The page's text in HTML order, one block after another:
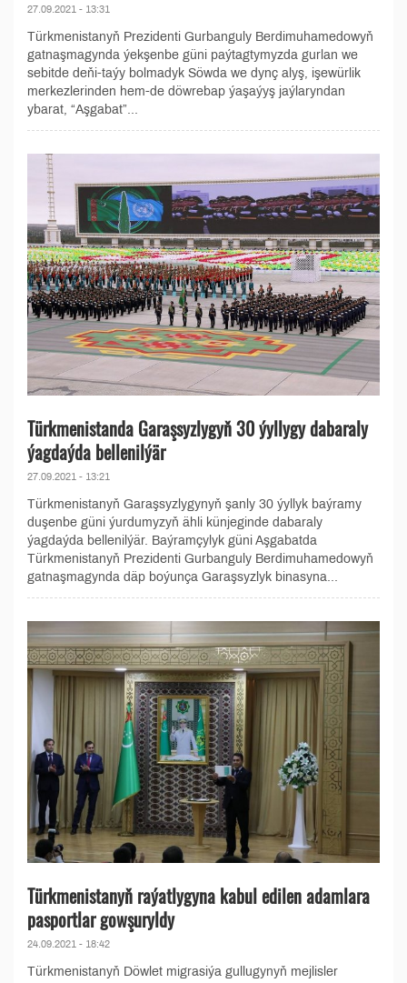
27.09.2021 - 13:31
Türkmenistanyň Prezidenti Gurbanguly Berdimuhamedowyň
gatnaşmagynda ýekşenbe güni paýtagtymyzda gurlan we
sebitde deňi-taýy bolmadyk Söwda we dynç alyş, işewürlik
merkezlerinden hem-de döwrebap ýaşaýyş jaýlaryndan
ybarat, “Aşgabat”...
Türkmenistanda Garaşsyzlygyň 30 ýyllygy dabaraly
ýagdaýda bellenilýär
27.09.2021 - 13:21
Türkmenistanyň Garaşsyzlygynyň şanly 30 ýyllyk baýramy
duşenbe güni ýurdumyzyň ähli künjeginde dabaraly
ýagdaýda bellenilýär. Baýramçylyk güni Aşgabatda
Türkmenistanyň Prezidenti Gurbanguly Berdimuhamedowyň
gatnaşmagynda däp boýunça Garaşsyzlyk binasyna...
Türkmenistanyň raýatlygyna kabul edilen adamlara
pasportlar gowşuryldy
24.09.2021 - 18:42
Türkmenistanyň Döwlet migrasiýa gullugynyň mejlisler